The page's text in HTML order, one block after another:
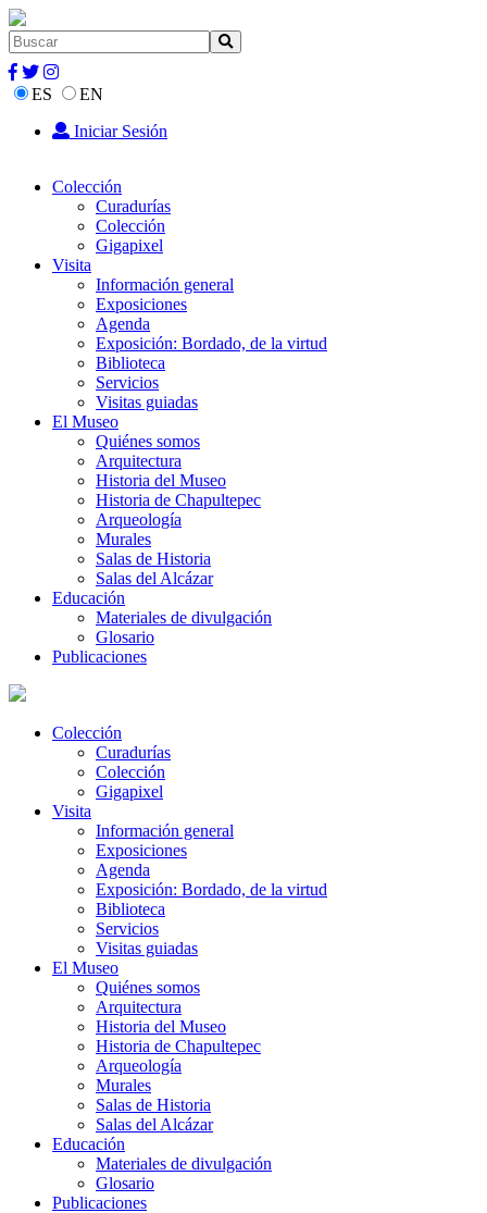
ES
EN
Iniciar Sesión
Colección
Curadurías
Colección
Gigapixel
Visita
Información general
Exposiciones
Agenda
Exposición: Bordado, de la virtud
Biblioteca
Servicios
Visitas guiadas
El Museo
Quiénes somos
Arquitectura
Historia del Museo
Historia de Chapultepec
Arqueología
Murales
Salas de Historia
Salas del Alcázar
Educación
Materiales de divulgación
Glosario
Publicaciones
Colección
Curadurías
Colección
Gigapixel
Visita
Información general
Exposiciones
Agenda
Exposición: Bordado, de la virtud
Biblioteca
Servicios
Visitas guiadas
El Museo
Quiénes somos
Arquitectura
Historia del Museo
Historia de Chapultepec
Arqueología
Murales
Salas de Historia
Salas del Alcázar
Educación
Materiales de divulgación
Glosario
Publicaciones